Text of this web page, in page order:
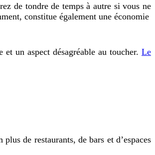
de tondre de temps à autre si vous ne
constitue également une économie
un aspect désagréable au toucher. Le
de restaurants, de bars et d’espaces